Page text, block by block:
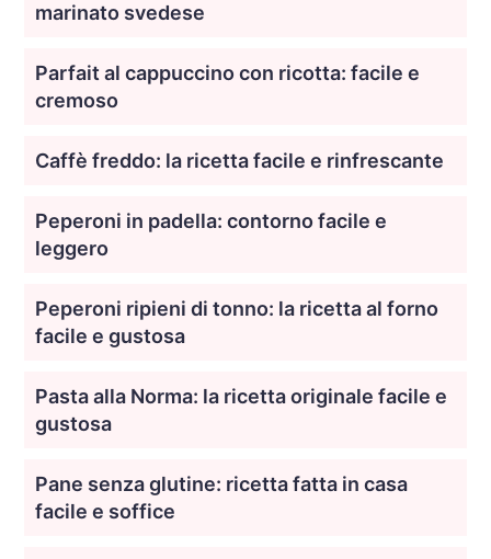
marinato svedese
Parfait al cappuccino con ricotta: facile e
cremoso
Caffè freddo: la ricetta facile e rinfrescante
Peperoni in padella: contorno facile e
leggero
Peperoni ripieni di tonno: la ricetta al forno
facile e gustosa
Pasta alla Norma: la ricetta originale facile e
gustosa
Pane senza glutine: ricetta fatta in casa
facile e soffice